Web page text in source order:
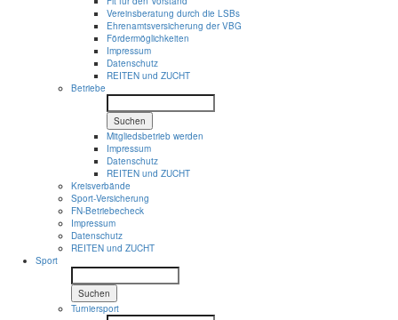
Vereinsberatung durch die LSBs
Ehrenamtsversicherung der VBG
Fördermöglichkeiten
Impressum
Datenschutz
REITEN und ZUCHT
Betriebe
Suchen
Mitgliedsbetrieb werden
Impressum
Datenschutz
REITEN und ZUCHT
Kreisverbände
Sport-Versicherung
FN-Betriebecheck
Impressum
Datenschutz
REITEN und ZUCHT
Sport
Suchen
Turniersport